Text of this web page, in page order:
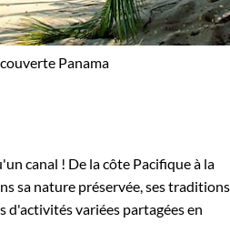
canal ! De la côte Pacifique à la
sa nature préservée, ses traditions
d'activités variées partagées en